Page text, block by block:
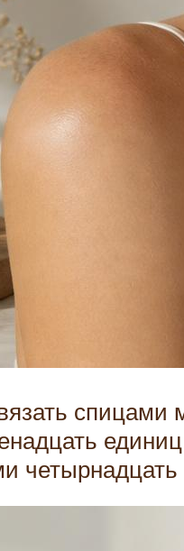
спицами